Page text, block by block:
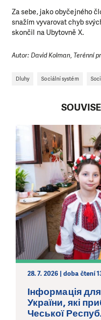
Za sebe, jako obyčejného
snažím vyvarovat chyb
skončil na Ubytovně X.
Autor: David Kolman, Terénní
Dluhy Sociální systém
28. 7. 2026 | doba čtení
Інформація
України, які
Чеської